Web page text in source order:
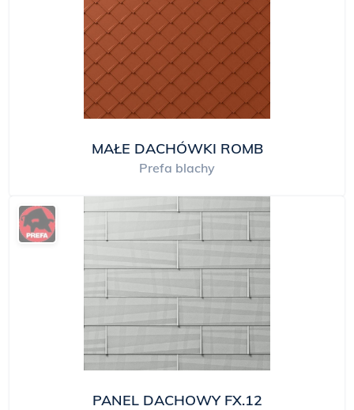
MAŁE DACHÓWKI ROMB
Prefa blachy
PANEL DACHOWY FX.12